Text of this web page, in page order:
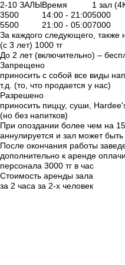
2-10 ЗАЛЫ
3500
5500
Время
14:00 - 21:00
21:00 - 05:00
1 зал
5000
7000
За каждого следующего, также
(с 3 лет) 1000 тг
До 2 лет (включительно) –
Запрещено
приносить с собой все виды
т.д. (то, что продается у нас)
Разрешено
приносить пиццу, суши,
(но без напитков)
При опоздании более чем на
аннулируется и зал может
После окончания работы
дополнительно к аренде
персонала 3000 тг в час
Стоимость аренды зала
за 2 часа за 2-х человек